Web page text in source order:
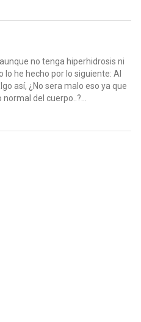
no tenga hiperhidrosis ni
he hecho por lo siguiente: Al
así, ¿No sera malo eso ya que
del cuerpo..?...